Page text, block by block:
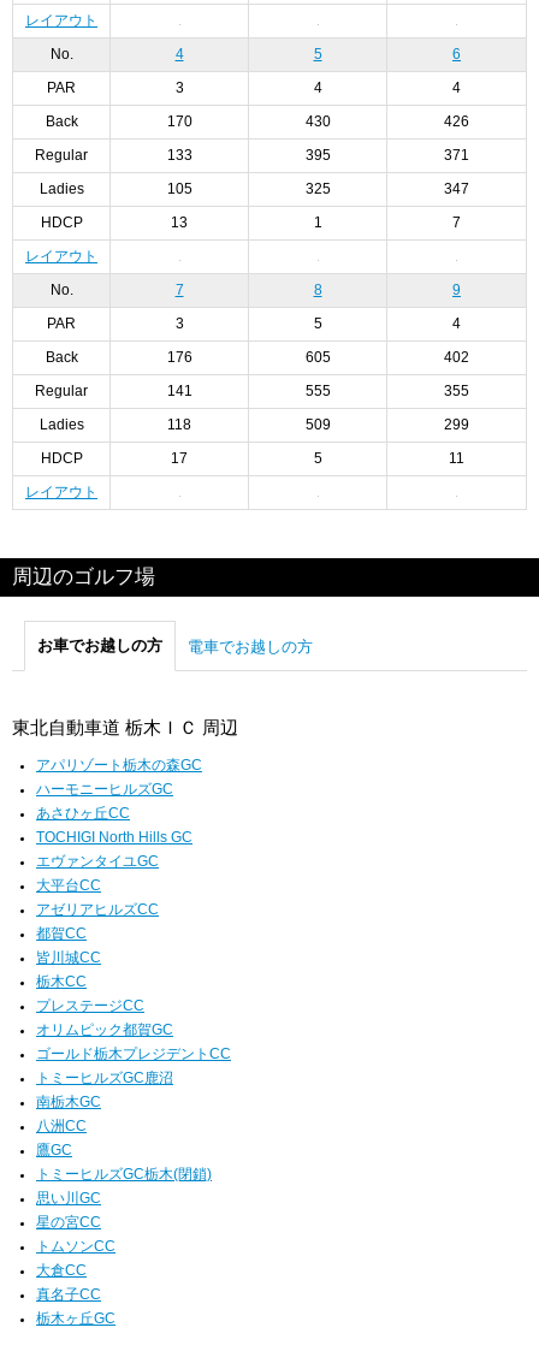
レイアウト
No. 4 5 6
PAR 3 4 4
Back 170 430 426
Regular 133 395 371
Ladies 105 325 347
HDCP 13 1 7
レイアウト
No. 7 8 9
PAR 3 5 4
Back 176 605 402
Regular 141 555 355
Ladies 118 509 299
HDCP 17 5 11
レイアウト
周辺のゴルフ場
お車でお越しの方 電車でお越しの方
東北自動車道 栃木ＩＣ 周辺
アパリゾート栃木の森GC
ハーモニーヒルズGC
あさひヶ丘CC
TOCHIGI North Hills GC
エヴァンタイユGC
大平台CC
アゼリアヒルズCC
都賀CC
皆川城CC
栃木CC
プレステージCC
オリムピック都賀GC
ゴールド栃木プレジデントCC
トミーヒルズGC鹿沼
南栃木GC
八洲CC
鷹GC
トミーヒルズGC栃木(閉鎖)
思い川GC
星の宮CC
トムソンCC
大倉CC
真名子CC
栃木ヶ丘GC